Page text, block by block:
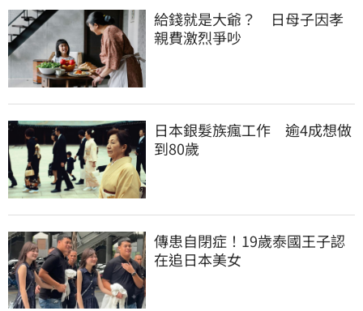
給錢就是大爺？　日母子因孝
親費激烈爭吵
日本銀髮族瘋工作　逾4成想做
到80歲
傳患自閉症！19歲泰國王子認
在追日本美女